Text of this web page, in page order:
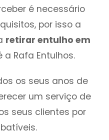
é necessário
por isso a
retirar entulho em
a Rafa Entulhos.
os seus anos de
um serviço de
seus clientes por